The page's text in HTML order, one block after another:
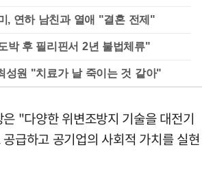
, 연하 남친과 열애 "결혼 전제"
박 후 필리핀서 2년 불법체류"
성원 "치료가 날 죽이는 것 같아"
"다양한 위변조방지 기술을 대전기
급하고 공기업의 사회적 가치를 실현